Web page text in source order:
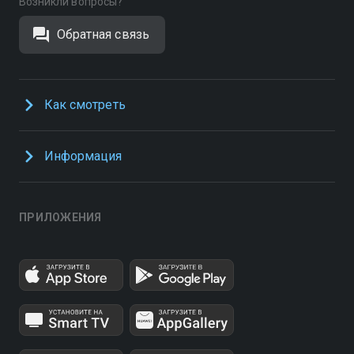
Обратная связь
Как смотреть
Информация
ПРИЛОЖЕНИЯ